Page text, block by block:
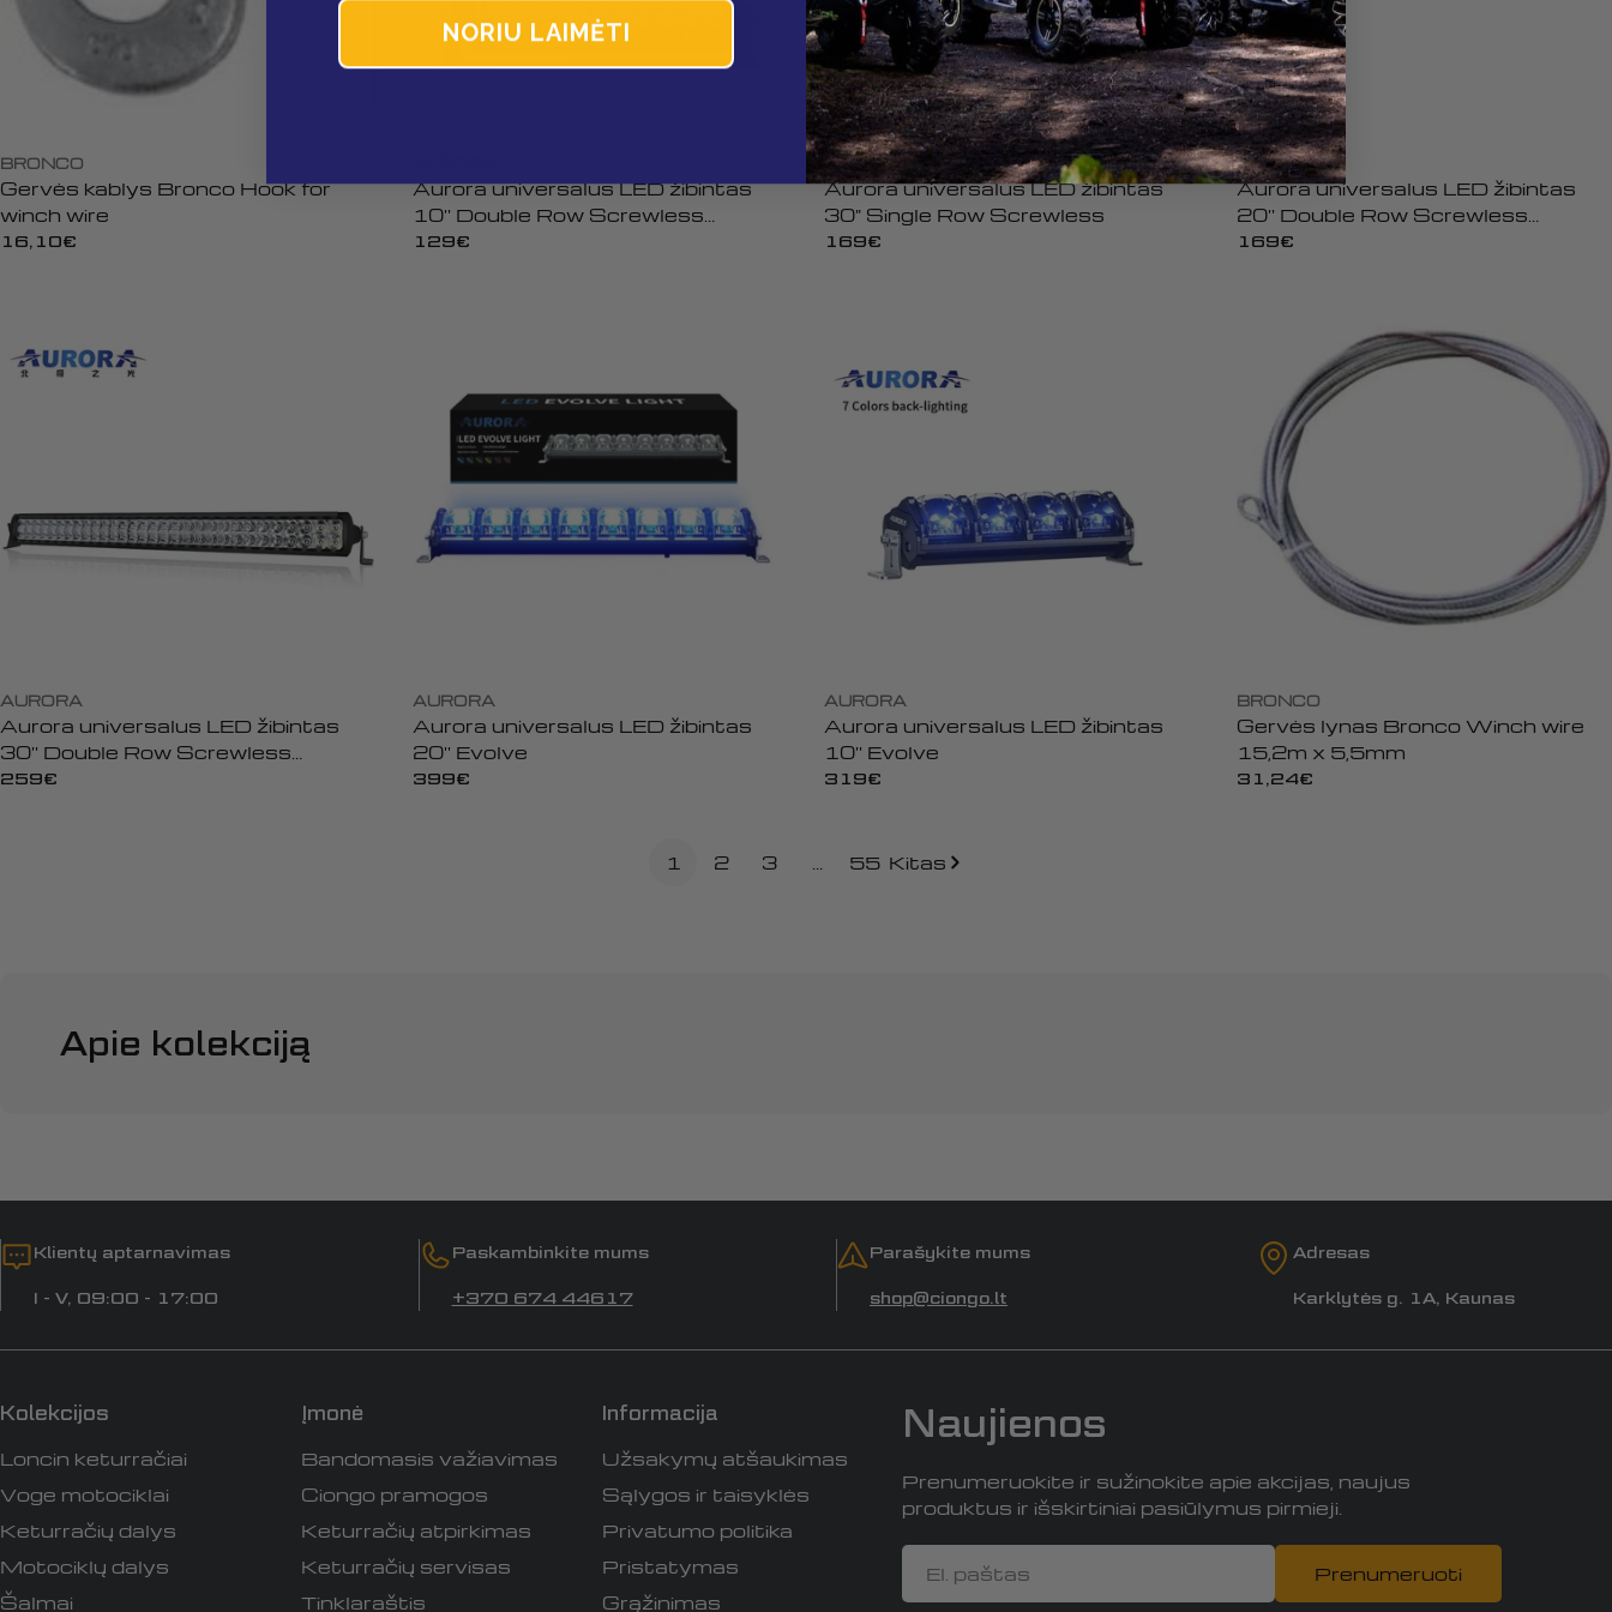
BRONCO
Gervės kablys Bronco Hook for
winch wire
Įprasta
16,10€
Aurora universalus LED žibintas
10'' Double Row Screwless
Offroad
Įprasta
129€
AURORA
Aurora universalus LED žibintas
30" Single Row Screwless
Įprasta
169€
AURORA
Aurora universalus LED žibintas
20'' Double Row Screwless
Offroad
Įprasta
169€
AURORA
Aurora universalus LED žibintas
30'' Double Row Screwless
Offroad
Įprasta
259€
AURORA
Aurora universalus LED žibintas
20'' Evolve
Įprasta
399€
AURORA
Aurora universalus LED žibintas
10'' Evolve
Įprasta
319€
BRONCO
Gervės lynas Bronco Winch wire
15,2m x 5,5mm
Įprasta
31,24€
1 2 3 … 55 Kitas
Apie kolekciją
Klientų aptarnavimas
I - V, 09:00 - 17:00
Paskambinkite mums
+370 674 44617
Parašykite mums
shop@ciongo.lt
Adresas
Karklytės g. 1A, Kaunas
Kolekcijos
Loncin keturračiai
Voge motociklai
Keturračių dalys
Motociklų dalys
Šalmai
Įmonė
Bandomasis važiavimas
Ciongo pramogos
Keturračių atpirkimas
Keturračių servisas
Tinklaraštis
Informacija
Užsakymų atšaukimas
Sąlygos ir taisyklės
Privatumo politika
Pristatymas
Grąžinimas
Naujienos
Prenumeruokite ir sužinokite apie akcijas, naujus
produktus ir išskirtiniai pasiūlymus pirmieji.
El.
paštas
Prenumeruoti
NORIU LAIMĖTI